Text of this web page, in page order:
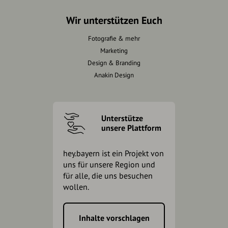
Wir unterstützen Euch
Fotografie & mehr
Marketing
Design & Branding
Anakin Design
Unterstütze
unsere Plattform
hey.bayern ist ein Projekt von
uns für unsere Region und
für alle, die uns besuchen
wollen.
Inhalte vorschlagen